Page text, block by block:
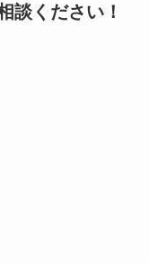
ください！